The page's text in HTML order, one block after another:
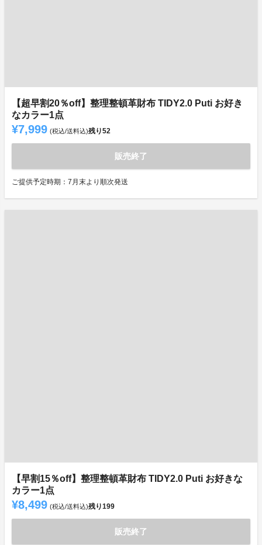
【超早割20％off】整理整頓革財布 TIDY2.0 Puti お好き
なカラー1点
¥7,999 (税込/送料込)残り52
販売終了
ご提供予定時期：7月末より順次発送
【早割15％off】整理整頓革財布 TIDY2.0 Puti お好きな
カラー1点
¥8,499 (税込/送料込)残り199
販売終了